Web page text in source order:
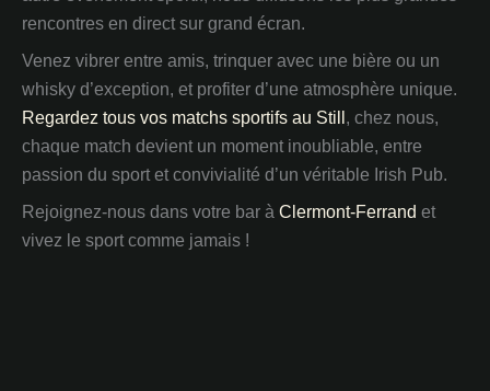
rencontres en direct sur grand écran.
Venez vibrer entre amis, trinquer avec une bière ou un
whisky d’exception, et profiter d’une atmosphère unique.
Regardez tous vos matchs sportifs au Still , chez nous,
chaque match devient un moment inoubliable, entre
passion du sport et convivialité d’un véritable Irish Pub.
Rejoignez-nous dans votre bar à Clermont-Ferrand et
vivez le sport comme jamais !